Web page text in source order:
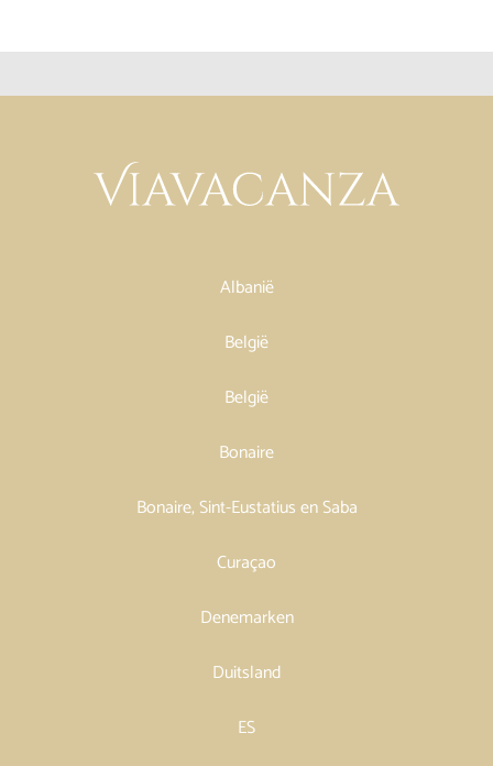
Albanië
België
België
Bonaire
Bonaire, Sint-Eustatius en Saba
Curaçao
Denemarken
Duitsland
ES